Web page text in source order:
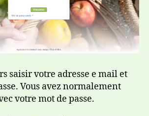
saisir votre adresse e mail et
Vous avez normalement
votre mot de passe.